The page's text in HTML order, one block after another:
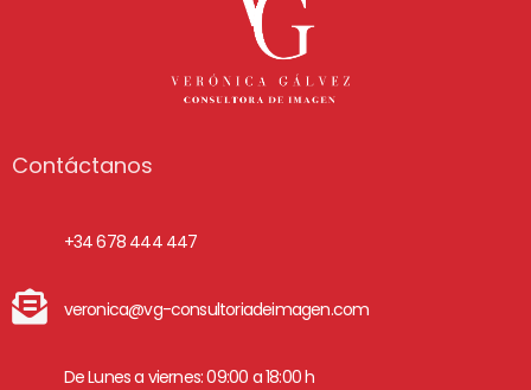
Contáctanos
+34 678 444 447
veronica@vg-consultoriadeimagen.com
De Lunes a viernes: 09:00 a 18:00 h